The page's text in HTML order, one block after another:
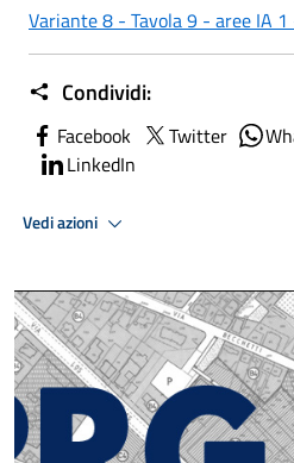
Variante 8 - Tavola 9 - aree IA
Condividi:
Facebook Twitter
LinkedIn
Vedi azioni